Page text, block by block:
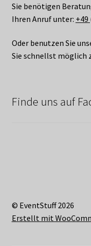
Sie benötigen
Ihren Anruf unter: +49
Oder benutzen Sie
Sie schnellst möglich
Finde uns auf
© EventStuff 2026
Erstellt mit